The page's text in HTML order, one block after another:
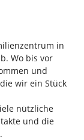
in
Wo bis vor
und
wir ein Stück
nützliche
und die